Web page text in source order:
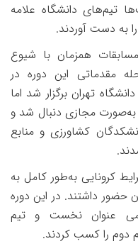
تیم‌های دانشگاه علامه
به دست آوردند.
همزمان با شیوع
مقدماتی این دوره در
تهران برگزار شد اما
به‌صورت مجازی دنبال شد و
کشاورزی و منابع
کرونایی به‌طور کامل به
حضور داشتند. در این دوره
عنوان نخست و تیم
دوم را کسب کردند.